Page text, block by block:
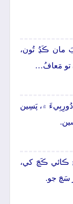
مان ڪَڍُ تُون،
تو مَعافُ…
۾، پَسِين
ڪائي ڪَچَ کي،
سَچَ جو.